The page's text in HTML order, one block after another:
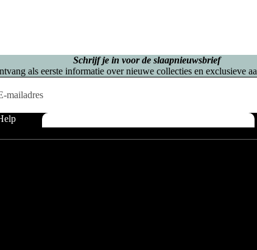
Schrijf je in voor de slaapnieuwsbrief
als eerste informatie over nieuwe collecties en exclusieve